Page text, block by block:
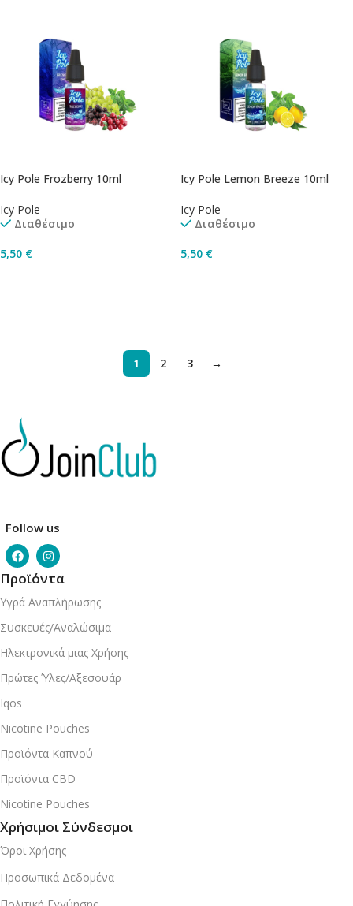
Icy Pole Frozberry 10ml
Icy Pole
Διαθέσιμο
5,50 €
Icy Pole Lemon Breeze 10ml
Icy Pole
Διαθέσιμο
5,50 €
1 2 3 →
Follow us
Προϊόντα
Υγρά Αναπλήρωσης
Συσκευές/Αναλώσιμα
Ηλεκτρονικά μιας Χρήσης
Πρώτες Ύλες/Αξεσουάρ
Iqos
Nicotine Pouches
Προϊόντα Καπνού
Προϊόντα CBD
Nicotine Pouches
Χρήσιμοι Σύνδεσμοι
Όροι Χρήσης
Προσωπικά Δεδομένα